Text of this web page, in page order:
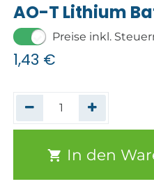
AO-T Lithium
Preise inkl.
1,43 €
In den